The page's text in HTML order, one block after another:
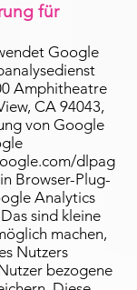
für
Google
Amphitheatre
CA 94043,
von Google
dlpag
Browser-Plug-
Analytics
sind kleine
machen,
Nutzers
bezogene